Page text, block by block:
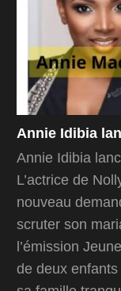
Annie Idibia
Annie Idibia
L’actrice de
nouveau
scruter son
l’émission
de deux